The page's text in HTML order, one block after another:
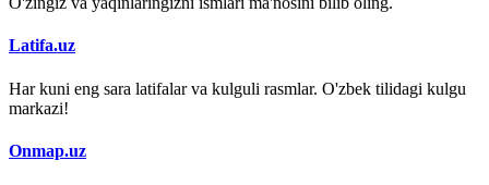
Latifa.uz
Har kuni eng sara latifalar va kulguli rasmlar. O'zbek tilidagi kulgu
markazi!
Onmap.uz